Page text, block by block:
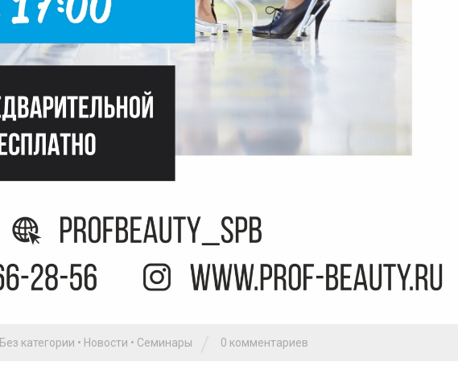
Без категории • Новости • Семинары 0 комментариев